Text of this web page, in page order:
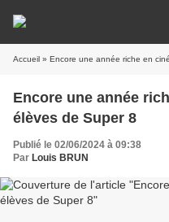
Accueil » Encore une année riche en
Encore une année
élèves de Super 8
Publié le 02/06/2024 à 09:38
Par Louis BRUN